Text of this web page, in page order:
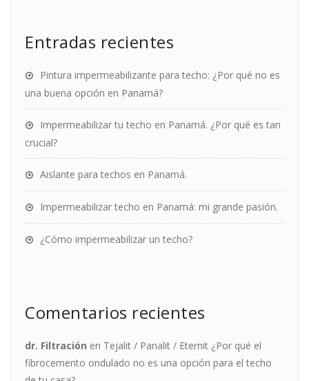
Entradas recientes
Pintura impermeabilizante para techo: ¿Por qué no es
una buena opción en Panamá?
Impermeabilizar tu techo en Panamá. ¿Por qué es tan
crucial?
Aislante para techos en Panamá.
Impermeabilizar techo en Panamá: mi grande pasión.
¿Cómo impermeabilizar un techo?
Comentarios recientes
dr. Filtración en Tejalit / Panalit / Eternit ¿Por qué el
fibrocemento ondulado no es una opción para el techo